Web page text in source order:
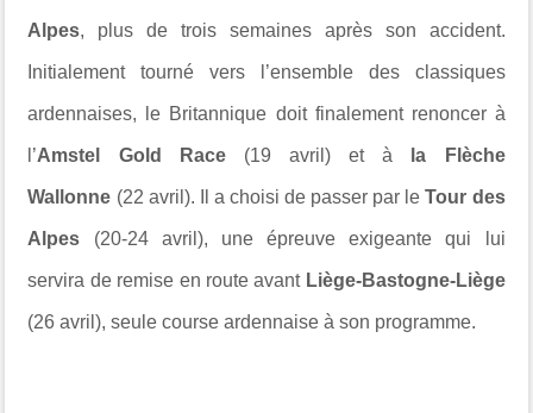
Alpes, plus de trois semaines après son accident.
Initialement tourné vers l’ensemble des classiques
ardennaises, le Britannique doit finalement renoncer à
l’Amstel Gold Race(19 avril) et à la Flèche
Wallonne (22 avril). Il a choisi de passer par le Tour des
Alpes (20-24 avril), une épreuve exigeante qui lui
servira de remise en route avant Liège-Bastogne-Liège
(26 avril), seule course ardennaise à son programme.